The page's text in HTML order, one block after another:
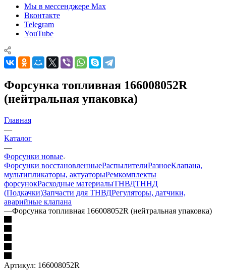
Мы в мессенджере Max
Вконтакте
Telegram
YouTube
Форсунка топливная 166008052R
(нейтральная упаковка)
Главная
—
Каталог
—
Форсунки новые
Форсунки восстановленныеРаспылителиРазноеКлапана,
мультипликаторы, актуаторыРемкомплекты
форсунокРасходные материалыТНВДТННД
(Подкачки)Запчасти для ТНВДРегуляторы, датчики,
аварийные клапана
—Форсунка топливная 166008052R (нейтральная упаковка)
Артикул: 166008052R